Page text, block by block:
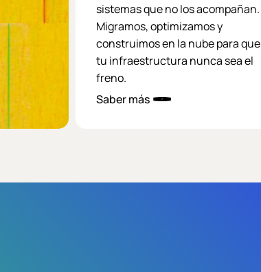
sistemas que no los acompañan.
Migramos, optimizamos y
construimos en la nube para que
tu infraestructura nunca sea el
freno.
Saber más